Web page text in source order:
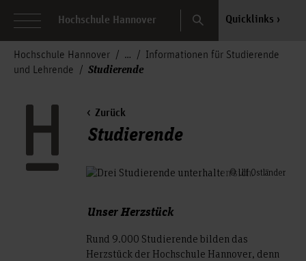
Hochschule Hannover Search Quicklinks
Hochschule Hannover
Informationen für Studierende
und Lehrende
Studierende
Zurück
Studierende
© Ulf Ostländer
Unser Herzstück
Rund 9.000 Studierende bilden das
Herzstück der Hochschule Hannover, denn